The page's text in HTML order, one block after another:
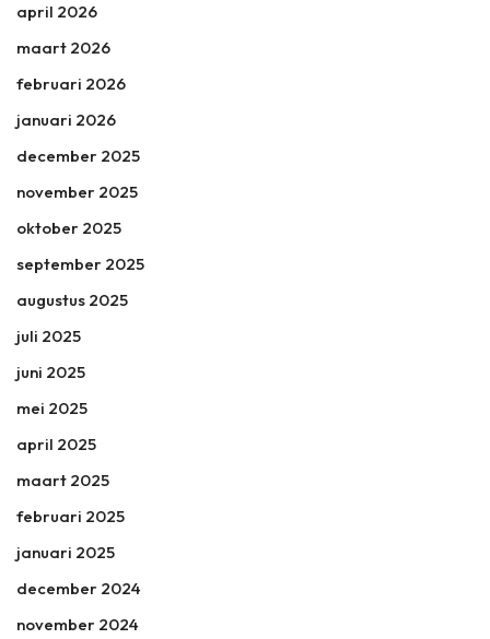
april 2026
maart 2026
februari 2026
januari 2026
december 2025
november 2025
oktober 2025
september 2025
augustus 2025
juli 2025
juni 2025
mei 2025
april 2025
maart 2025
februari 2025
januari 2025
december 2024
november 2024